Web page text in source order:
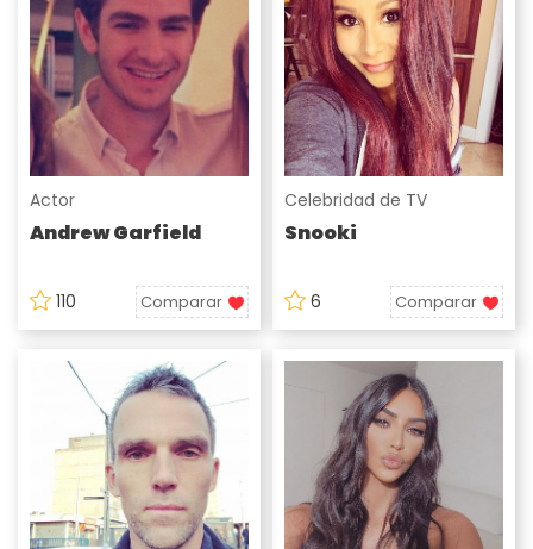
Actor
Andrew Garfield
110 Comparar
Celebridad de TV
Snooki
6 Comparar